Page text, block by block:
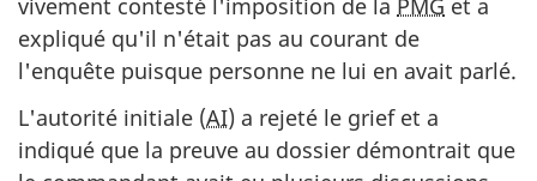
vivement contesté l'imposition de la PMG et a
expliqué qu'il n'était pas au courant de
l'enquête puisque personne ne lui en avait parlé.
L'autorité initiale (AI) a rejeté le grief et a
indiqué que la preuve au dossier démontrait que